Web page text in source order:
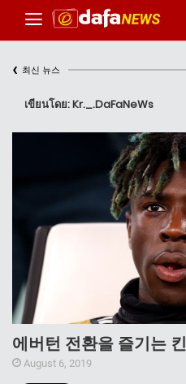
‹ 최신 뉴스
เขียนโดย: Kr._.DaFaNeWs
에버턴 전환을 즐기는 킨
August 6, 2019